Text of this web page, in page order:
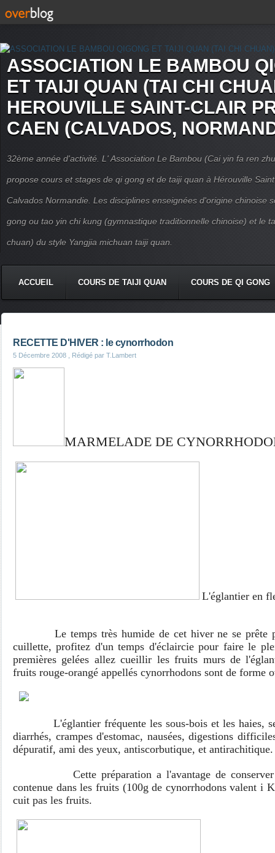
ASSOCIATION LE BAMBOU
ET TAIJI QUAN (TAI CHI
HEROUVILLE SAINT-CLAIR
CAEN (CALVADOS,
32ème année d'activité. L' Association Le Bambou (Cai yin fa ren
propose cours et stages de qi gong et de taiji quan à Hérouville
Calvados Normandie. Les disciplines enseignées d'origine chinoise
gong ou tao yin chi kung (gymnastique traditionnelle chinoise) et le
chuan) du style Yangjia michuan taiji quan.
ACCUEIL COURS DE TAIJI QUAN COURS DE QI GONG
RECETTE D'HIVER : le cynorrhodon
5 Décembre 2008 , Rédigé par T.Lambert
MARMELADE DE
L'églantier en
Le temps très humide de cet hiver ne se prête
cuillette, profitez d'un temps d'éclaircie pour faire le
premières gelées allez cueillir les fruits murs de
fruits rouge-orangé appellés cynorrhodons sont de forme
L'églantier fréquente les sous-bois et les haies,
diarrhés, crampes d'estomac, nausées, digestions
dépuratif, ami des yeux, antiscorbutique, et antirachitique.
Cette préparation a l'avantage de conserver
contenue dans les fruits (100g de cynorrhodons valent i
cuit pas les fruits.